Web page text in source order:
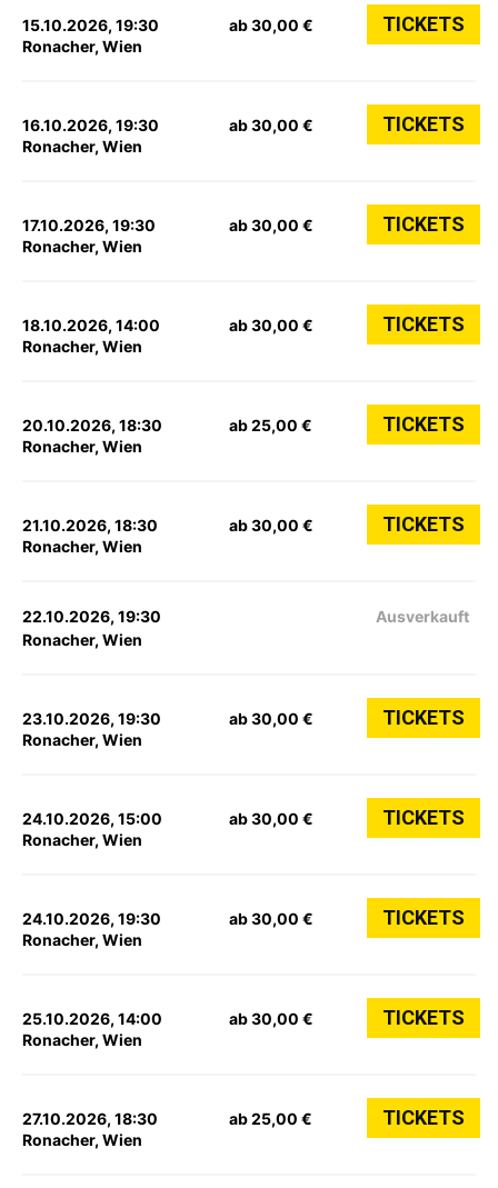
15.10.2026, 19:30
Ronacher, Wien
ab 30,00 € TICKETS
16.10.2026, 19:30
Ronacher, Wien
ab 30,00 € TICKETS
17.10.2026, 19:30
Ronacher, Wien
ab 30,00 € TICKETS
18.10.2026, 14:00
Ronacher, Wien
ab 30,00 € TICKETS
20.10.2026, 18:30
Ronacher, Wien
ab 25,00 € TICKETS
21.10.2026, 18:30
Ronacher, Wien
ab 30,00 € TICKETS
22.10.2026, 19:30
Ronacher, Wien
Ausverkauft
23.10.2026, 19:30
Ronacher, Wien
ab 30,00 € TICKETS
24.10.2026, 15:00
Ronacher, Wien
ab 30,00 € TICKETS
24.10.2026, 19:30
Ronacher, Wien
ab 30,00 € TICKETS
25.10.2026, 14:00
Ronacher, Wien
ab 30,00 € TICKETS
27.10.2026, 18:30
Ronacher, Wien
ab 25,00 € TICKETS